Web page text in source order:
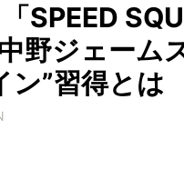
SPEED
野ジェーム
ン”習得とは